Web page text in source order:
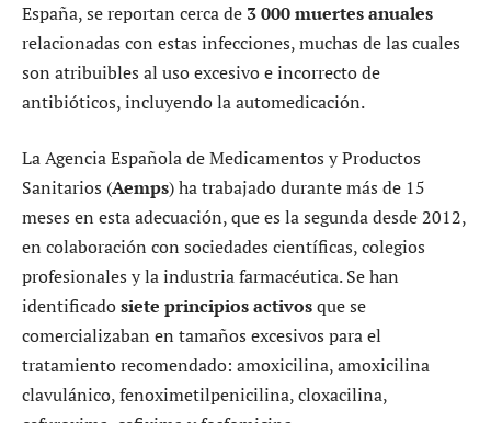
España, se reportan cerca de 3 000 muertes anuales
relacionadas con estas infecciones, muchas de las cuales
son atribuibles al uso excesivo e incorrecto de
antibióticos, incluyendo la automedicación.
La Agencia Española de Medicamentos y Productos
Sanitarios (Aemps) ha trabajado durante más de 15
meses en esta adecuación, que es la segunda desde 2012,
en colaboración con sociedades científicas, colegios
profesionales y la industria farmacéutica. Se han
identificadosiete principios activosque se
comercializaban en tamaños excesivos para el
tratamiento recomendado: amoxicilina, amoxicilina
clavulánico, fenoximetilpenicilina, cloxacilina,